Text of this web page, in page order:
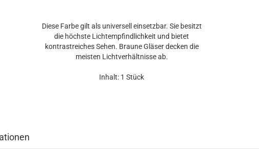
Diese Farbe gilt als universell einsetzbar. Sie besitzt
die höchste Lichtempfindlichkeit und bietet
kontrastreiches Sehen. Braune Gläser decken die
meisten Lichtverhältnisse ab.
Inhalt: 1 Stück